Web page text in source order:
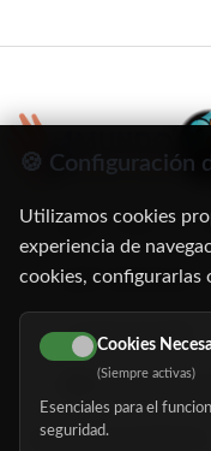
C/ Oruro, 11.
91 345 06 26
616 113 103
Buscador de residencias
🍪 Configuración
Utilizamos cookies
experiencia de
cookies, configurarlas
Cookies
(Siempre activas)
Esenciales para el
seguridad.